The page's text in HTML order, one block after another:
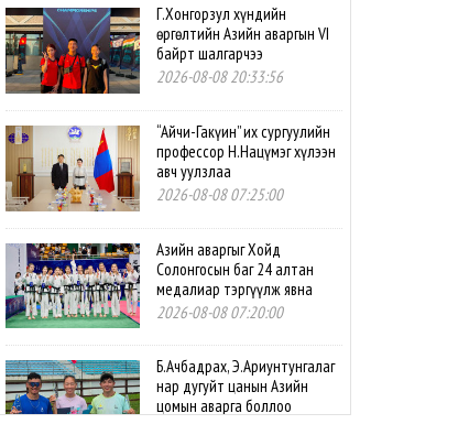
Г.Хонгорзул хүндийн
өргөлтийн Азийн аваргын VI
байрт шалгарчээ
2026-08-08 20:33:56
“Айчи-Гакүин” их сургуулийн
профессор Н.Нацүмэг хүлээн
авч уулзлаа
2026-08-08 07:25:00
Азийн аваргыг Хойд
Солонгосын баг 24 алтан
медалиар тэргүүлж явна
2026-08-08 07:20:00
Б.Ачбадрах, Э.Ариунтунгалаг
нар дугуйт цанын Азийн
цомын аварга боллоо